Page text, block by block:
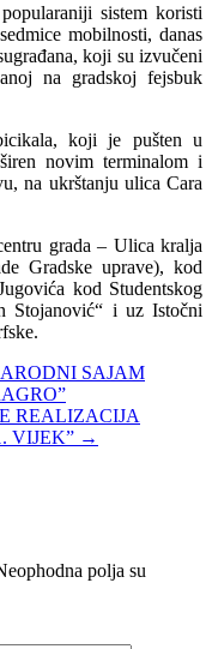
sistem koristi
mobilnosti, danas
koji su izvučeni
na gradskoj fejsbuk
koji je pušten u
novim terminalom i
na ukrštanju ulica Cara
grada – Ulica kralja
Gradske uprave), kod
kod Studentskog
Stojanović“ i uz Istočni
SAJAM
REALIZACIJA
VIJEK” →
polja su